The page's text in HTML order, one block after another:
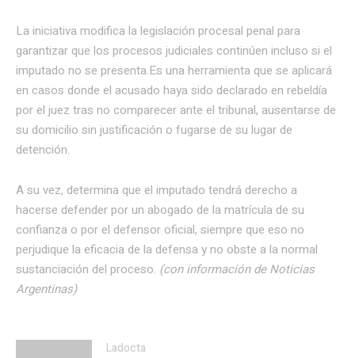
La iniciativa modifica la legislación procesal penal para
garantizar que los procesos judiciales continúen incluso si el
imputado no se presenta.Es una herramienta que se aplicará
en casos donde el acusado haya sido declarado en rebeldía
por el juez tras no comparecer ante el tribunal, ausentarse de
su domicilio sin justificación o fugarse de su lugar de
detención.
A su vez, determina que el imputado tendrá derecho a
hacerse defender por un abogado de la matrícula de su
confianza o por el defensor oficial, siempre que eso no
perjudique la eficacia de la defensa y no obste a la normal
sustanciación del proceso. (con información de Noticias
Argentinas)
Ladocta